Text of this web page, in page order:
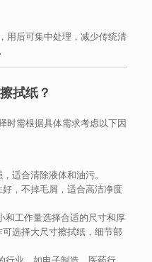
用后可集中处理，减少传统清
拭纸？
时需根据具体需求考虑以下因
适合清除液体和油污。
，不掉毛屑，适合高洁净度
工作量选择合适的尺寸和厚
选择大尺寸擦拭纸，细节部